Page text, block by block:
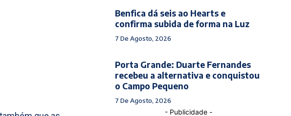
Benfica dá seis ao Hearts e
confirma subida de forma na Luz
7 De Agosto, 2026
Porta Grande: Duarte Fernandes
recebeu a alternativa e conquistou
o Campo Pequeno
7 De Agosto, 2026
- Publicidade -